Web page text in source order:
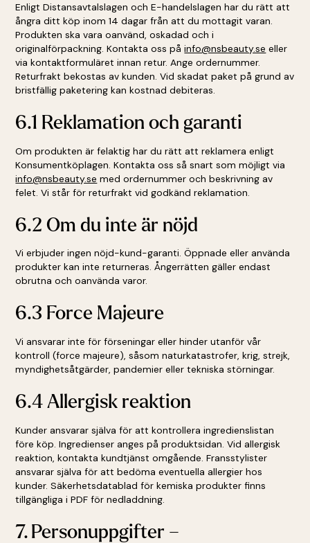
Enligt Distansavtalslagen och E-handelslagen har du rätt att
ångra ditt köp inom 14 dagar från att du mottagit varan.
Produkten ska vara oanvänd, oskadad och i
originalförpackning. Kontakta oss påinfo@nsbeauty.se eller
via kontaktformuläret innan retur. Ange ordernummer.
Returfrakt bekostas av kunden. Vid skadat paket på grund av
bristfällig paketering kan kostnad debiteras.
6.1 Reklamation och garanti
Om produkten är felaktig har du rätt att reklamera enligt
Konsumentköplagen. Kontakta oss så snart som möjligt via
info@nsbeauty.se med ordernummer och beskrivning av
felet. Vi står för returfrakt vid godkänd reklamation.
6.2 Om du inte är nöjd
Vi erbjuder ingen nöjd-kund-garanti. Öppnade eller använda
produkter kan inte returneras. Ångerrätten gäller endast
obrutna och oanvända varor.
6.3 Force Majeure
Vi ansvarar inte för förseningar eller hinder utanför vår
kontroll (force majeure), såsom naturkatastrofer, krig, strejk,
myndighetsåtgärder, pandemier eller tekniska störningar.
6.4 Allergisk reaktion
Kunder ansvarar själva för att kontrollera ingredienslistan
före köp. Ingredienser anges på produktsidan. Vid allergisk
reaktion, kontakta kundtjänst omgående. Fransstylister
ansvarar själva för att bedöma eventuella allergier hos
kunder. Säkerhetsdatablad för kemiska produkter finns
tillgängliga i PDF för nedladdning.
7. Personuppgifter –